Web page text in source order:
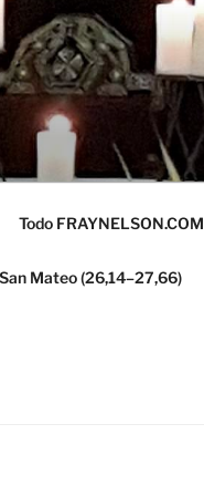
Todo FRAYNELSON.COM
Mateo (26,14–27,66)